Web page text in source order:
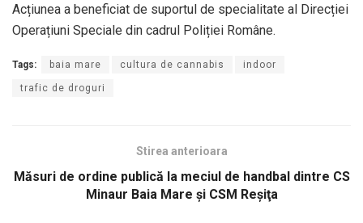
Acțiunea a beneficiat de suportul de specialitate al Direcției
Operațiuni Speciale din cadrul Poliției Române.
Tags: baia mare cultura de cannabis indoor
trafic de droguri
Stirea anterioara
Măsuri de ordine publică la meciul de handbal dintre CS
Minaur Baia Mare şi CSM Reşiţa